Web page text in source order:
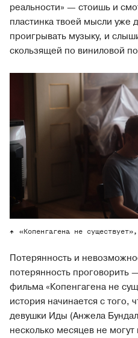
реальности» — стоишь и
пластинка твоей мысли уже
проигрывать музыку, и
скользящей по виниловой
«Копенгагена не
Потерянность и
потерянность проговорить
фильма «Копенгагена не
история начинается с того,
девушки Иды (Анжела
несколько месяцев не